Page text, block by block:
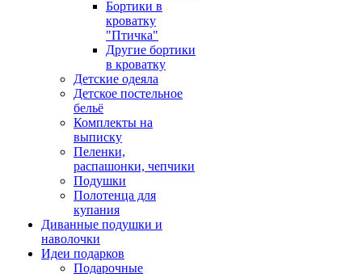
Бортики в
кроватку
"Птичка"
Другие бортики
в кроватку
Детские одеяла
Детское постельное
бельё
Комплекты на
выписку
Пеленки,
распашонки, чепчики
Подушки
Полотенца для
купания
Диванные подушки и
наволочки
Идеи подарков
Подарочные